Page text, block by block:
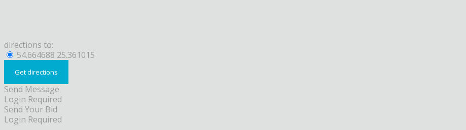
directions to:
54.664688 25.361015
Send Message
Login Required
Send Your Bid
Login Required